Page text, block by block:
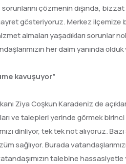
çözmenin dışında,
gösteriyoruz. Merkez ilçemize
almaları yaşadıkları sorunlar
her daim yanında
kavuşuyor”
Ziya Coşkun Karadeniz de
ve talepleri yerinde görmek
dinliyor, tek tek not alıyoruz.
sağlıyor. Burada
talebine hassasiyetle